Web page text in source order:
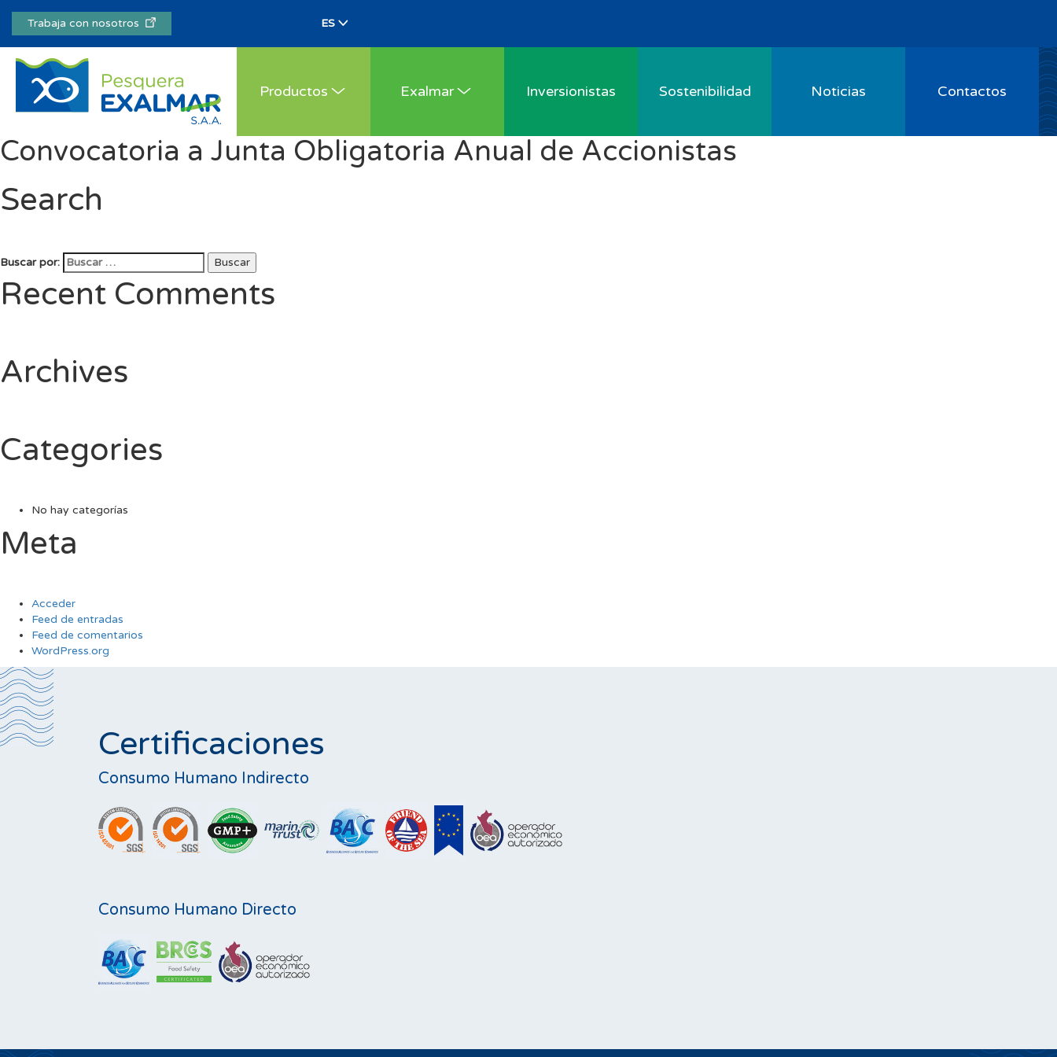
Trabaja con nosotros
Productos Exalmar Inversionistas Sostenibilidad Noticias Contactos
Convocatoria a Junta Obligatoria Anual de Accionistas
Search
Buscar por: Buscar
Recent Comments
Archives
Categories
No hay categorías
Meta
Acceder
Feed de entradas
Feed de comentarios
WordPress.org
Certificaciones
Consumo Humano Indirecto
Consumo Humano Directo